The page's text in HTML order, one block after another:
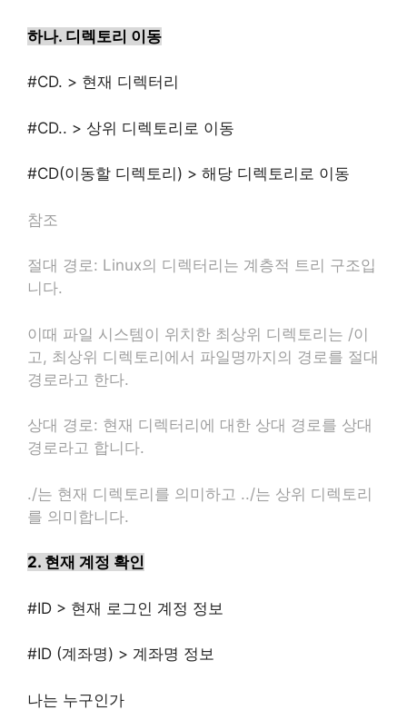
하나. 디렉토리 이동
#CD. > 현재 디렉터리
#CD.. > 상위 디렉토리로 이동
#CD(이동할 디렉토리 ) > 해당 디렉토리로 이동
참조
절대 경로: Linux의 디렉터리는 계층적 트리 구조입
니다.
이때 파일 시스템이 위치한 최상위 디렉토리는 /이
고, 최상위 디렉토리에서 파일명까지의 경로를 절대
경로라고 한다.
상대 경로: 현재 디렉터리에 대한 상대 경로를 상대
경로라고 합니다.
./는 현재 디렉토리를 의미하고 ../는 상위 디렉토리
를 의미합니다.
2. 현재 계정 확인
#ID > 현재 로그인 계정 정보
#ID (계좌명) > 계좌명 정보
나는 누구인가